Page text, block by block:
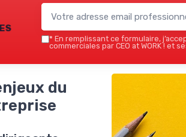
* En remplissant ce formulaire,
commerciales par CEO at WORK ! et
du